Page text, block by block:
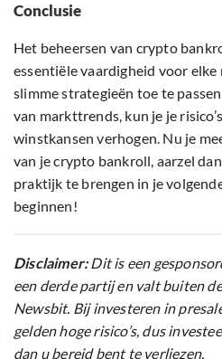
Conclusie
Het beheersen van crypto
essentiële vaardigheid voor
slimme strategieën toe te
van markttrends, kun je je
winstkansen verhogen. Nu je
van je crypto bankroll, aarzel
praktijk te brengen in je
beginnen!
Disclaimer:Dit is een
een derde partij en valt buiten
Newsbit. Bij investeren in
gelden hoge risico’s, dus
dan u bereid bent te verliezen.